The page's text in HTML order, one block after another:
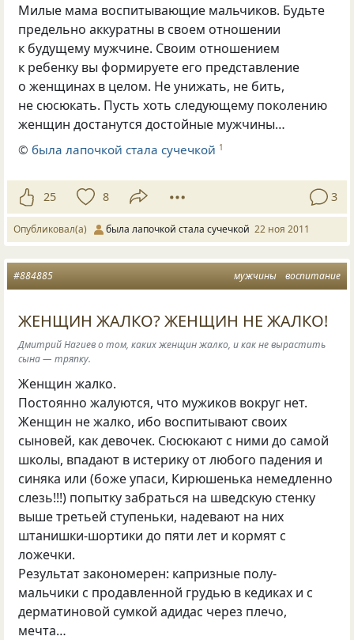
Милые мама воспитывающие мальчиков. Будьте
предельно аккуратны в своем отношении
к будущему мужчине. Своим отношением
к ребенку вы формируете его представление
о женщинах в целом. Не унижать, не бить,
не сюсюкать. Пусть хоть следующему поколению
женщин достанутся достойные мужчины…
©была лапочкой стала сучечкой 1
25 8 3
Опубликовал(а) была лапочкой стала сучечкой 22 ноя 2011
мужчины воспитание
#884885
ЖЕНЩИН ЖАЛКО? ЖЕНЩИН НЕ ЖАЛКО!
Дмитрий Нагиев о том, каких женщин жалко, и как не вырастить
сына — тряпку.
Женщин жалко.
Постоянно жалуются, что мужиков вокруг нет.
Женщин не жалко, ибо воспитывают своих
сыновей, как девочек. Сюсюкают с ними до самой
школы, впадают в истерику от любого падения и
синяка или (боже упаси, Кирюшенька немедленно
слезь!!!) попытку забраться на шведскую стенку
выше третьей ступеньки, надевают на них
штанишки-шортики до пяти лет и кормят с
ложечки.
Результат закономерен: капризные полу-
мальчики с продавленной грудью в кедиках и с
дерматиновой сумкой адидас через плечо,
мечта…